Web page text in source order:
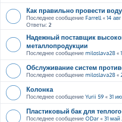
Как правильно провести
Последнее сообщение Farrell« 14
Ответы: 2
Надежный поставщик
металлопродукции
Последнее сообщение miloslava28 «
Обслуживание систем
Последнее сообщение miloslava28 «
Колонка
Последнее сообщение Yurii 59 « 31
Пластиковый бак для
Последнее сообщение ODar « 31 май